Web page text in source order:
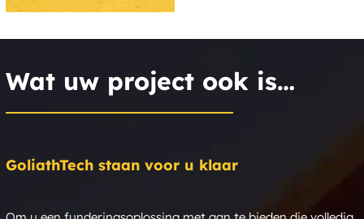
Wat uw project ook is…
GoliathTech staan voor u klaar